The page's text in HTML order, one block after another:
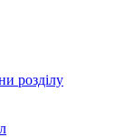
розділу